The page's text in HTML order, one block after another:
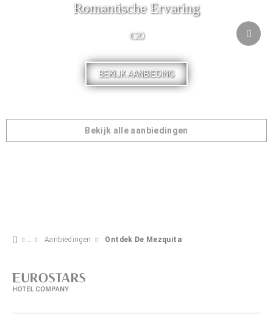
Romantische Ervaring
€20
BEKIJK AANBIEDING
Bekijk alle aanbiedingen
Aanbiedingen Ontdek De Mezquita